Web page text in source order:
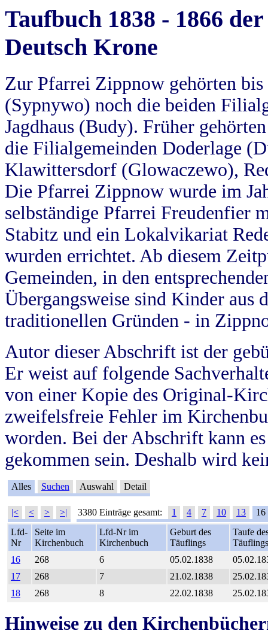
Taufbuch 1838 - 1866
Deutsch Krone
Zur Pfarrei Zippnow gehörten
(Sypnywo) noch die beiden
Jagdhaus (Budy). Früher
die Filialgemeinden Doderlage
Klawittersdorf (Glowaczewo),
Die Pfarrei Zippnow wurde im
selbständige Pfarrei Freudenfier
Stabitz und ein Lokalvikariat
wurden errichtet. Ab diesem
Gemeinden, in den
Übergangsweise sind Kinder aus
traditionellen Gründen - in
Autor dieser Abschrift ist der
Er weist auf folgende
von einer Kopie des Original-
zweifelsfreie Fehler im
worden. Bei der Abschrift kann
gekommen sein. Deshalb wird
Alles Suchen Auswahl Detail
|< < > >| 3380 Einträge gesamt: 1 4 7 10 13
16
Lfd-
Nr
Seite im
Kirchenbuch
Lfd-Nr im
Kirchenbuch
Geburt des
Täuflings
Taufe
Täuflings
16
268 6 05.02.1838
17
268 7 21.02.1838
18
268 8 22.02.1838
Hinweise zu den